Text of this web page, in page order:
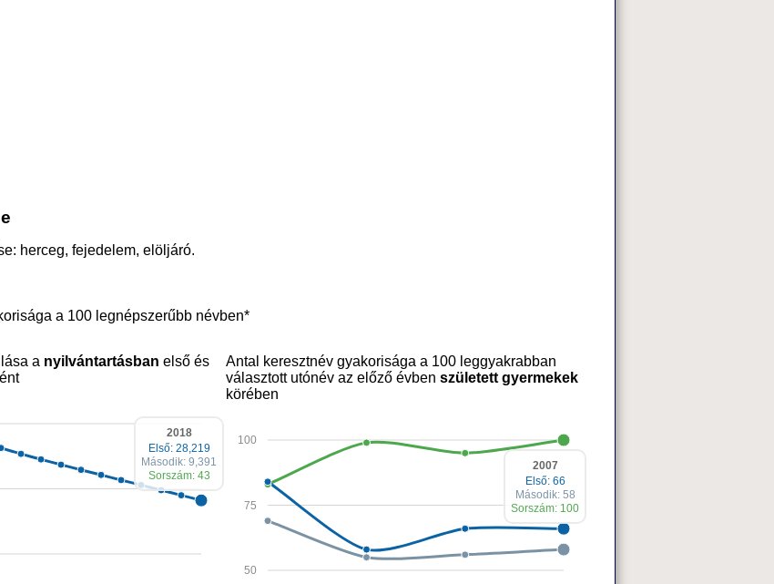
herceg, fejedelem, elöljáró.
a 100 legnépszerűbb névben*
a nyilvántartásban első és
2018
Első: 28,219
Második: 9,391
Sorszám: 43
Antal keresztnév gyakorisága a 100 leggyakrabban
választott utónév az előző évben született gyermekek
körében
50
75
100
2007
Első: 66
Második: 58
Sorszám: 100